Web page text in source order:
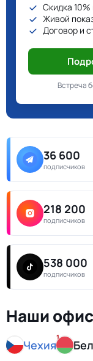
Скидка
Живой
Договор и
Встреча
36 600
подписчиков
218 200
подписчиков
538 000
подписчиков
Наши
Чехия
1